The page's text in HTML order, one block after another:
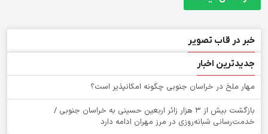
خبر در قاب تصویر
جدیدترین اخبار
‌مهار ملخ در خراسان جنوبی چگونه امکانپذیر است؟
بازگشت بیش از ۳ هزار زائر اربعین حسینی به خراسان جنوبی /
خدمت‌رسانی شبانه‌روزی در مرز مهران ادامه دارد